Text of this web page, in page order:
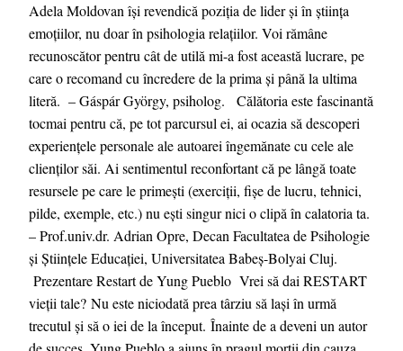
Adela Moldovan își revendică poziția de lider și în știința
emoțiilor, nu doar în psihologia relațiilor. Voi rămâne
recunoscător pentru cât de utilă mi-a fost această lucrare, pe
care o recomand cu încredere de la prima și până la ultima
literă. – Gáspár György, psiholog. Călătoria este fascinantă
tocmai pentru că, pe tot parcursul ei, ai ocazia să descoperi
experiențele personale ale autoarei îngemănate cu cele ale
clienților săi. Ai sentimentul reconfortant că pe lângă toate
resursele pe care le primești (exerciții, fișe de lucru, tehnici,
pilde, exemple, etc.) nu ești singur nici o clipă în calatoria ta.
– Prof.univ.dr. Adrian Opre, Decan Facultatea de Psihologie
și Științele Educației, Universitatea Babeș-Bolyai Cluj.
Prezentare Restart de Yung Pueblo Vrei să dai RESTART
vieții tale? Nu este niciodată prea târziu să lași în urmă
trecutul și să o iei de la început. Înainte de a deveni un autor